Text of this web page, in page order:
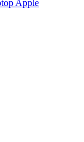
Apple